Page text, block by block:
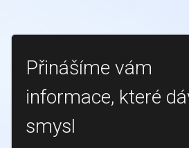
Přinášíme vám
informace, které
smysl